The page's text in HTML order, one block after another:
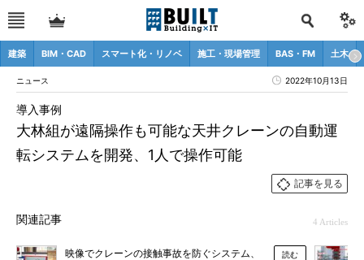
建築 BIM・CAD スマート化・リノベ 施工・現場管理 BAS・FM 土木
ニュース 2022年10月13日
大林組が遠隔操作も可能な天井クレーンの自動運
転システムを開発、1人で操作可能
導入事例
記事を見る
関連記事 4 Articles
映像でクレーンの接触事故を防ぐシステム、
読む